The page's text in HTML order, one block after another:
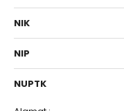
NIK
NIP
NUPTK